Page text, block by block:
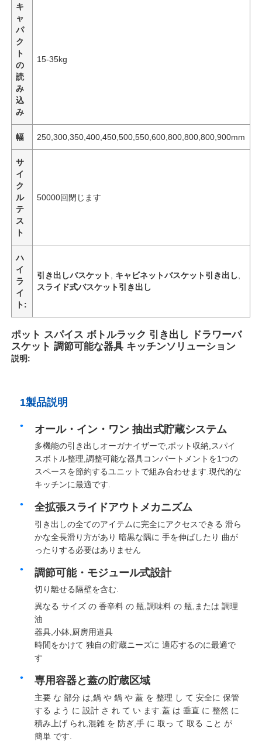
会社案内
品質管理
お問い合わせ
すべての場合
見積依頼
キャビネット ドアの蝶番
引き出し ランナー スライド
キッチン 貯蔵液
キャビネット吊りブラケット
フラップ金具
キャビネットフィッティング
キッチン シンク と 蛇口
食事用器具類の皿
キャビネットのLEDライト
キッチンゴミ箱
米の容器
キ
ャ
パ
ク
ト
の
読
み
込
み
15-35kg
幅 250,300,350,400,450,500,550,600,800,800,800,900mm
サ
イ
ク
ル
テ
ス
ト
50000回閉じます
ハ
イ
ラ
イ
ト:
引き出しバスケット キャビネットバスケット引き出し
スライド式バスケット引き出し
ポット スパイス ボトルラック 引き出し ドラワーバ
スケット 調節可能な器具 キッチンソリューション
説明:
1製品説明
オール・イン・ワン 抽出式貯蔵システム
多機能の引き出しオーガナイザーで,ポット収納,スパイ
スボトル整理,調整可能な器具コンパートメントを1つの
スペースを節約するユニットで組み合わせます.現代的な
キッチンに最適です.
全拡張スライドアウトメカニズム
引き出しの全てのアイテムに完全にアクセスできる 滑ら
かな全長滑り方があり 暗黒な隅に 手を伸ばしたり 曲が
ったりする必要はありません
調節可能・モジュール式設計
切り離せる隔壁を含む.
異なる サイズ の 香辛料 の 瓶,調味料 の 瓶,または 調理
油
器具,小鉢,厨房用道具
時間をかけて 独自の貯蔵ニーズに 適応するのに最適で
す
専用容器と蓋の貯蔵区域
主要 な 部分 は,鍋 や 鍋 や 蓋 を 整理 し て 安全に 保管
する よう に 設計 さ れ て い ます.蓋 は 垂直 に 整然 に
積み上げ られ,混雑 を 防ぎ,手 に 取っ て 取る こと が
簡単 です.